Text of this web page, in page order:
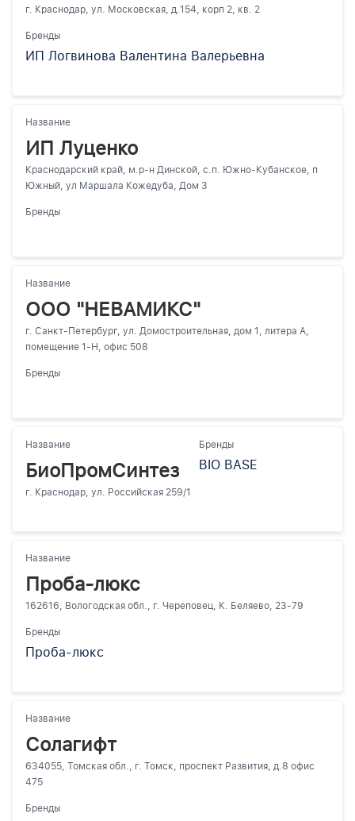
г. Краснодар, ул. Московская, д.154, корп 2, кв. 2
Бренды
ИП Логвинова Валентина Валерьевна
Название
ИП Луценко
Краснодарский край, м.р-н Динской, с.п. Южно-Кубанское, п
Южный, ул Маршала Кожедуба, Дом 3
Бренды
Название
ООО "НЕВАМИКС"
г. Санкт-Петербург, ул. Домостроительная, дом 1, литера А,
помещение 1-Н, офис 508
Бренды
Название
БиоПромСинтез
г. Краснодар, ул. Российская 259/1
Бренды
BIO BASE
Название
Проба-люкс
162616, Вологодская обл., г. Череповец, К. Беляево, 23-79
Бренды
Проба-люкс
Название
Солагифт
634055, Томская обл., г. Томск, проспект Развития, д.8 офис
475
Бренды